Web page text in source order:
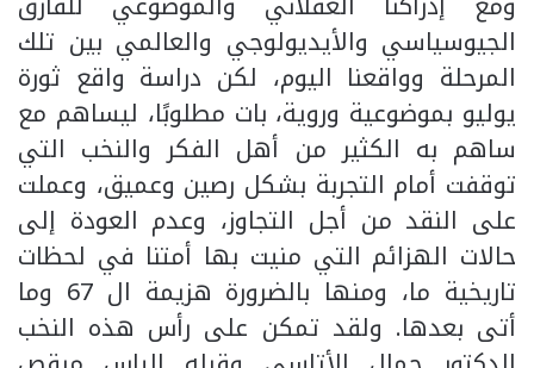
الجيوسياسي والأيديولوجي والعالمي بين تلك
المرحلة وواقعنا اليوم، لكن دراسة واقع ثورة
يوليو بموضوعية وروية، بات مطلوبًا، ليساهم مع
ساهم به الكثير من أهل الفكر والنخب التي
توقفت أمام التجربة بشكل رصين وعميق، وعملت
على النقد من أجل التجاوز، وعدم العودة إلى
حالات الهزائم التي منيت بها أمتنا في لحظات
تاريخية ما، ومنها بالضرورة هزيمة ال 67 وما
أتى بعدها. ولقد تمكن على رأس هذه النخب